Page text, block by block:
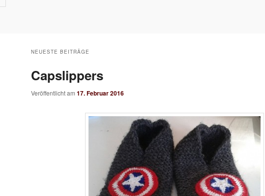
NEUESTE BEITRÄGE
Capslippers
Veröffentlicht am 17. Februar 2016